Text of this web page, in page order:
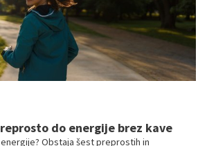
do energije brez kave
Obstaja šest preprostih in